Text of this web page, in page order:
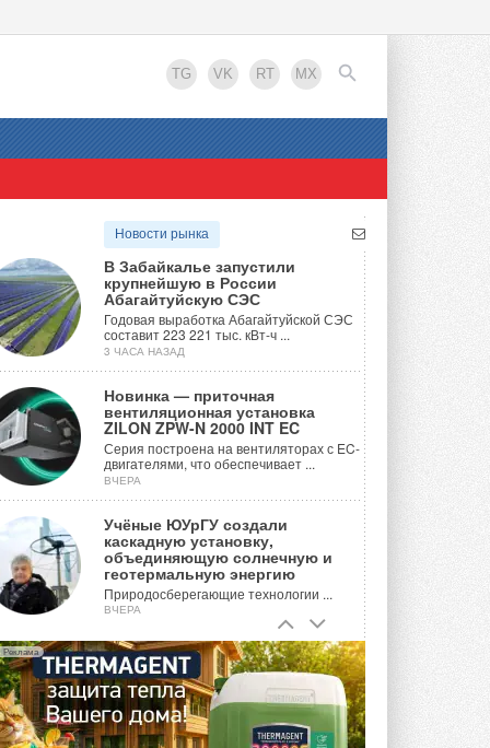
TG VK RT MX
EN
Новости рынка
В Забайкалье запустили
крупнейшую в России
Абагайтуйскую СЭС
Годовая выработка Абагайтуйской СЭС
составит 223 221 тыс. кВт-ч ...
3 ЧАСА НАЗАД
Новинка — приточная
вентиляционная установка
ZILON ZPW-N 2000 INT EC
Серия построена на вентиляторах с EC-
двигателями, что обеспечивает ...
ВЧЕРА
Учёные ЮУрГУ создали
каскадную установку,
объединяющую солнечную и
геотермальную энергию
Природосберегающие технологии ...
ВЧЕРА
Для Арктики создали
технологию защиты
ветрогенераторов от аварий
Разработка учитывает влияние
мерзлоты, обледенения и снеговых ...
ВЧЕРА
Реклама